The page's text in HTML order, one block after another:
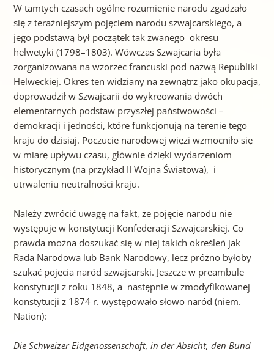
W tamtych czasach ogólne rozumienie narodu zgadzało
się z teraźniejszym pojęciem narodu szwajcarskiego, a
jego podstawą był początek tak zwanego okresu
helwetyki (1798–1803). Wówczas Szwajcaria była
zorganizowana na wzorzec francuski pod nazwą Republiki
Helweckiej. Okres ten widziany na zewnątrz jako okupacja,
doprowadził w Szwajcarii do wykreowania dwóch
elementarnych podstaw przyszłej państwowości –
demokracji i jedności, które funkcjonują na terenie tego
kraju do dzisiaj. Poczucie narodowej więzi wzmocniło się
w miarę upływu czasu, głównie dzięki wydarzeniom
historycznym (na przykład II Wojna Światowa), i
utrwaleniu neutralności kraju.
Należy zwrócić uwagę na fakt, że pojęcie narodu nie
występuje w konstytucji Konfederacji Szwajcarskiej. Co
prawda można doszukać się w niej takich określeń jak
Rada Narodowa lub Bank Narodowy, lecz próżno byłoby
szukać pojęcia naród szwajcarski. Jeszcze w preambule
konstytucji z roku 1848, a następnie w zmodyfikowanej
konstytucji z 1874 r. występowało słowo naród (niem.
Nation):
Die Schweizer Eidgenossenschaft, in der Absicht, den Bund